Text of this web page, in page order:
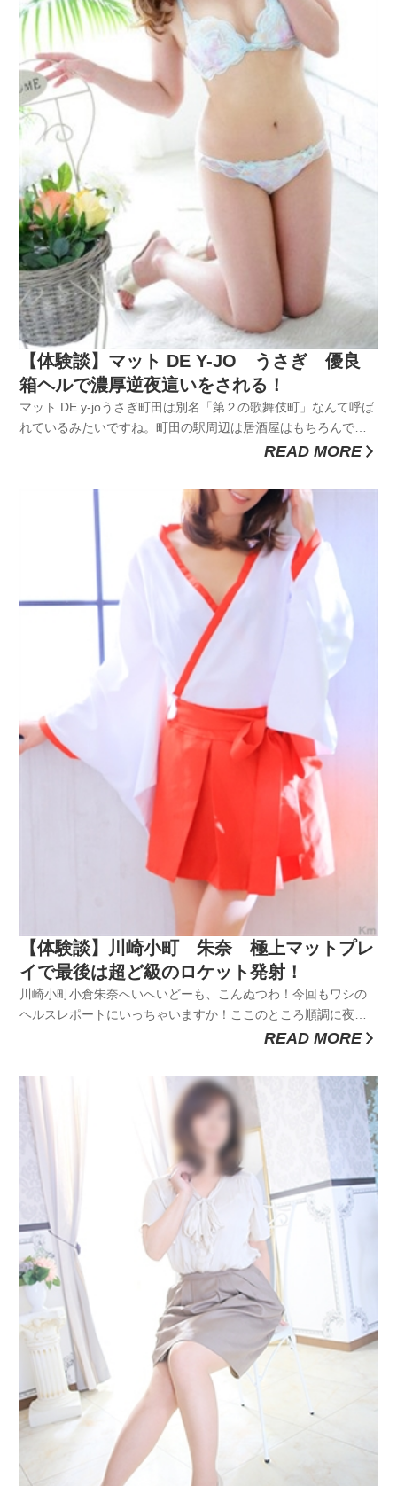
【体験談】マット DE Y-JO うさぎ 優良
箱ヘルで濃厚逆夜這いをされる！
マット DE y-joうさぎ町田は別名「第２の歌舞伎町」なんて呼ば
れているみたいですね。町田の駅周辺は居酒屋はもちろんです
が、ホストクラブやキャバクラなど、いわゆる夜の街関連のお
らしいです。かつてはその渋谷のトレンドマークのひとつでも
READ MORE
【体験談】川崎小町 朱奈 極上マットプレ
イで最後は超ど級のロケット発射！
川崎小町小倉朱奈へいへいどーも、こんぬつわ！今回もワシの
ヘルスレポートにいっちゃいますか！ここのところ順調に夜遊
び頻度が上がってしまってましてね。一人だけならそこまでじ
きいｗ週末になるとけっこうな確率で誘ってきて、俺も仕事の
READ MORE